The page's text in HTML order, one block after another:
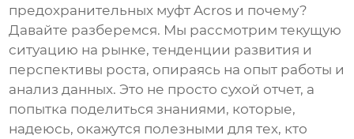
предохранительных муфт Acros и почему?
Давайте разберемся. Мы рассмотрим текущую
ситуацию на рынке, тенденции развития и
перспективы роста, опираясь на опыт работы и
анализ данных. Это не просто сухой отчет, а
попытка поделиться знаниями, которые,
надеюсь, окажутся полезными для тех, кто